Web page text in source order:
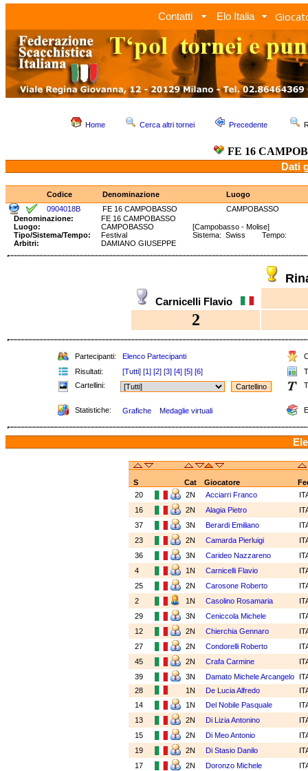
Contatti Elo Italia
Home Cerca altri tornei Precedente
FE 16
Dati
Codice Denominazione
Luogo
0904018B
FE 16 CAMPOBASSO
CAMPOBASSO
Denominazione:
FE 16 CAMPOBASSO
Luogo:
CAMPOBASSO
[Campobasso - Molise]
Tipo/Sistema/Tempo:
Festival
Sistema: Swiss Tempo:
Arbitri:
DAMIANO GIUSEPPE
Carnicelli Flavio
2
Partecipanti: Elenco Partecipanti
Risultati:
[Tutti] [1] [2] [3] [4] [5] [6]
Cartellini:
Statistiche: Grafiche Medaglie virtuali
S Cat Giocatore
20
2N Acciarri Franco
16
2N Alagia Pietro
37
3N Berardi Emiliano
23
2N Camarda Pierluigi
36
3N Carideo Nazzareno
4
1N Carnicelli Flavio
25
2N Carosone Roberto
2
1N Casolino Rosamaria
29
3N Ceniccola Michele
12
2N Chierchia Gennaro
27
2N Condorelli Roberto
45
2N Crafa Carmine
39
3N Damato Michele Arcangelo
28
1N De Lucia Alfredo
14
1N Del Nobile Pasquale
13
2N Di Lizia Antonino
15
2N Di Meo Antonio
19
2N Di Stasio Danilo
17
2N Doronzo Michele